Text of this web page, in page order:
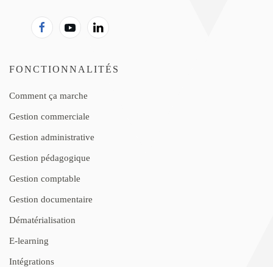
FONCTIONNALITÉS
Comment ça marche
Gestion commerciale
Gestion administrative
Gestion pédagogique
Gestion comptable
Gestion documentaire
Dématérialisation
E-learning
Intégrations